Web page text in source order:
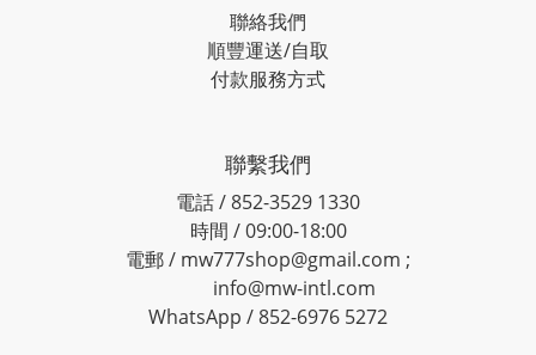
聯絡我們
順豐運送/自取
付款服務方式
聯繫我們
電話 / 852-3529 1330
時間 / 09:00-18:00
電郵 / mw777shop@gmail.com ;
info@mw-intl.com
WhatsApp / 852-6976 5272